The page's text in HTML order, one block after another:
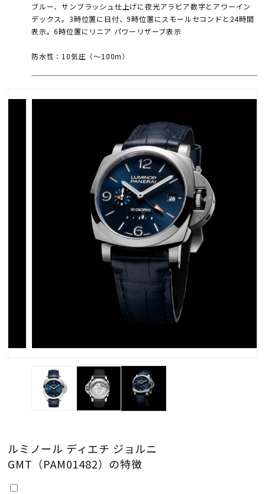
ルミノール ディエチ ジョルニ
GMT（PAM01482）の特徴
ブルー、サンブラッシュ仕上げに夜光アラビア数字とアワーイン
デックス。3時位置に日付、9時位置にスモールセコンドと24時間
表示。6時位置にリニア パワーリザーブ表示
防水性：10気圧（～100m）